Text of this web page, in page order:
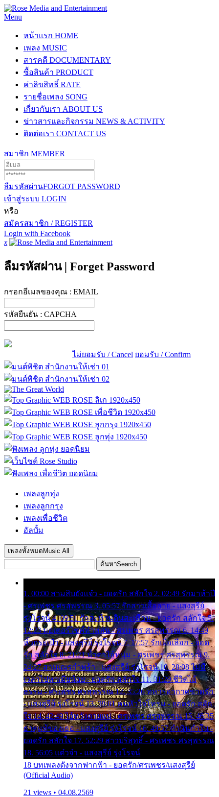
Menu
หน้าแรก HOME
เพลง MUSIC
สารคดี DOCUMENTARY
ซื้อสินค้า PRODUCT
ค่าลิขสิทธิ์ RATE
รายชื่อเพลง SONG
เกี่ยวกับเรา ABOUT US
ข่าวสารและกิจกรรม NEWS & ACTIVITY
ติดต่อเรา CONTACT US
สมาชิก MEMBER
ลืมรหัสผ่านFORGOT PASSWORD
เข้าสู่ระบบ LOGIN
หรือ
สมัครสมาชิก / REGISTER
Login with Facebook
x
ลืมรหัสผ่าน | Forget Password
กรอกอีเมลของคุณ : EMAIL
รหัสยืนยัน : CAPCHA
ไม่ยอมรับ / Cancel ยอมรับ / Confirm
เพลงลูกทุ่ง
เพลงลูกกรุง
เพลงเพื่อชีวิต
อัลบั้ม
เพลงทั้งหมด Music All
ค้นหาSearch
1. 00:00 สามสิบยังแจ๋ว - ยอดรัก สลักใจ 2. 02:49 รักมาห้าปี
- ศรเพชร ศรสุพรรณ 3. 05:57 รักสาวเสื้อลาย - แสงสุรีย์
รุ่งโรจน์ 4. 09:51 รักสะท้านดินสะเทือน - ยอดรัก สลักใจ 5.
12:23 มอเตอร์ไซค์ทำหล่น - ศรเพชร ศรสุพรรณ 6. 14:49
หิ้วกระเป๋า - แสงสุรีย์ รุ่งโรจน์ 7. 17:57 รักเผื่อเลือก - ยอด
รัก สลักใจ 8. 21:21 น้ำตาไอ้หนุ่ม - ศรเพชร ศรสุพรรณ 9.
24:27 สามเณรกำพร้า - แสงสุรีย์ รุ่งโรจน์ 10. 28:08 ไม่มี
เวลาไปหาเมียน้อย - ยอดรัก สลักใจ 11. 31:29 ชีวิตไอ้
ธรรม - ศรเพชร ศรสุพรรณ 12. 35:26 ทหารอากาศขาดรัก
- แสงสุรีย์ รุ่งโรจน์ 13. 39:01 คนหัวใจโทรม - ยอดรัก สลัก
ใจ 14. 42:49 ไอ้หวังตายแน่ - ศรเพชร ศรสุพรรณ 15. 46:35
ธาตุแท้ของเธอ - แสงสุรีย์ รุ่งโรจน์ 16. 49:57 กำนันกำใน -
ยอดรัก สลักใจ 17. 52:29 สาวบริสุทธิ์ - ศรเพชร ศรสุพรรณ
18. 56:05 แต๋วจ๋า - แสงสุรีย์ รุ่งโรจน์
18 บทเพลงดังจากฟากฟ้า - ยอดรัก/ศรเพชร/แสงสุรีย์
(Official Audio)
21 views • 04.08.2569